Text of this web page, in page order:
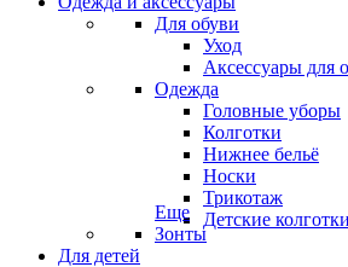
Для обуви
Уход
Аксессуары для
Одежда
Головные уборы
Колготки
Нижнее бельё
Носки
Трикотаж
Детские
Еще
Зонты
Для детей